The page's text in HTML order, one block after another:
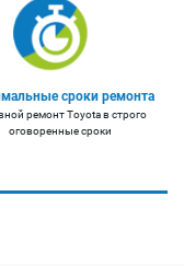
сроки ремонта
ремонт Toyota в строго
оговоренные сроки